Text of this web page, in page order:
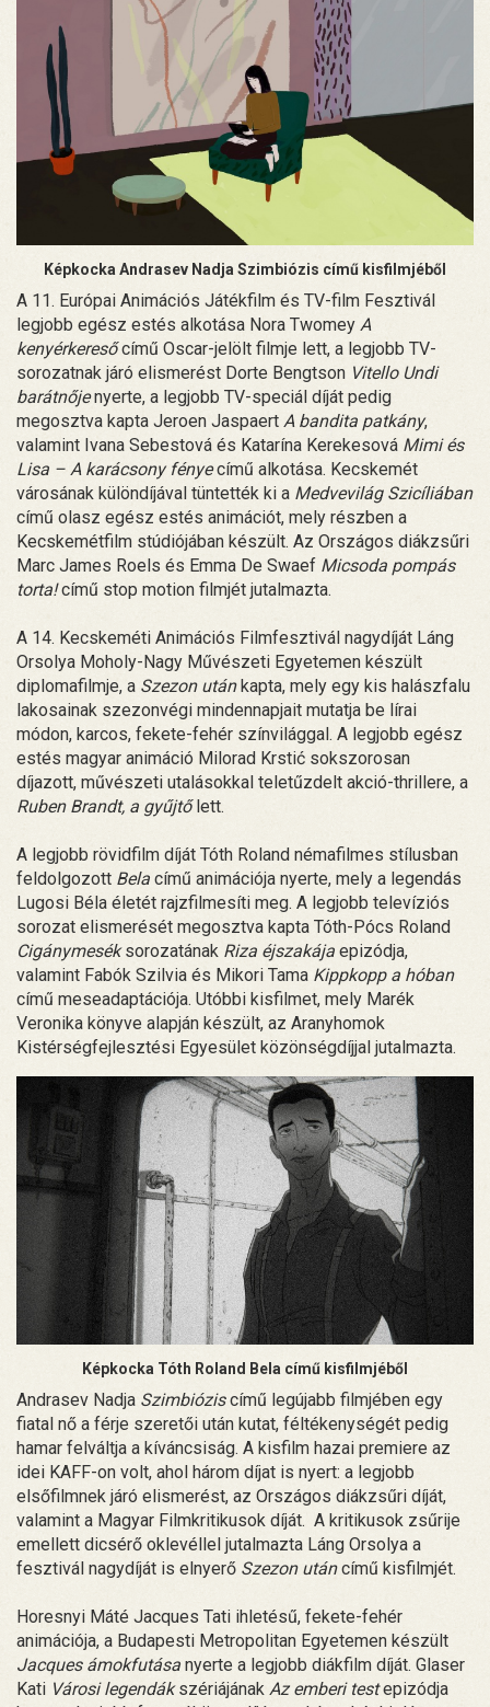
Képkocka Andrasev Nadja Szimbiózis című kisfilmjéből
A 11. Európai Animációs Játékfilm és TV-film Fesztivál
legjobb egész estés alkotása Nora Twomey A
kenyérkeresőcímű Oscar-jelölt filmje lett, a legjobb TV-
sorozatnak járó elismerést Dorte Bengtson Vitello Undi
barátnőjenyerte, a legjobb TV-speciál díját pedig
megosztva kapta Jeroen Jaspaert A bandita patkány,
valamint Ivana Sebestová és Katarína Kerekesová Mimi és
Lisa – A karácsony fényecímű alkotása. Kecskemét
városának különdíjával tüntették ki a Medvevilág Szicíliában
című olasz egész estés animációt, mely részben a
Kecskemétfilm stúdiójában készült. Az Országos diákzsűri
Marc James Roels és Emma De Swaef Micsoda pompás
torta!című stop motion filmjét jutalmazta.
A 14. Kecskeméti Animációs Filmfesztivál nagydíját Láng
Orsolya Moholy-Nagy Művészeti Egyetemen készült
diplomafilmje, a Szezon utánkapta, mely egy kis halászfalu
lakosainak szezonvégi mindennapjait mutatja be lírai
módon, karcos, fekete-fehér színvilággal. A legjobb egész
estés magyar animáció Milorad Krstić sokszorosan
díjazott, művészeti utalásokkal teletűzdelt akció-thrillere, a
Ruben Brandt, a gyűjtőlett.
A legjobb rövidfilm díját Tóth Roland némafilmes stílusban
feldolgozott Bela című animációja nyerte, mely a legendás
Lugosi Béla életét rajzfilmesíti meg. A legjobb televíziós
sorozat elismerését megosztva kapta Tóth-Pócs Roland
Cigánymeséksorozatának Riza éjszakája epizódja,
valamint Fabók Szilvia és Mikori Tama Kippkopp a hóban
című meseadaptációja. Utóbbi kisfilmet, mely Marék
Veronika könyve alapján készült, az Aranyhomok
Kistérségfejlesztési Egyesület közönségdíjjal jutalmazta.
Képkocka Tóth Roland Bela című kisfilmjéből
Andrasev Nadja Szimbióziscímű legújabb filmjében egy
fiatal nő a férje szeretői után kutat, féltékenységét pedig
hamar felváltja a kíváncsiság. A kisfilm hazai premiere az
idei KAFF-on volt, ahol három díjat is nyert: a legjobb
elsőfilmnek járó elismerést, az Országos diákzsűri díját,
valamint a Magyar Filmkritikusok díját. A kritikusok zsűrije
emellett dicsérő oklevéllel jutalmazta Láng Orsolya a
fesztivál nagydíját is elnyerő Szezon utáncímű kisfilmjét.
Horesnyi Máté Jacques Tati ihletésű, fekete-fehér
animációja, a Budapesti Metropolitan Egyetemen készült
Jacques ámokfutása nyerte a legjobb diákfilm díját. Glaser
Kati Városi legendákszériájának Az emberi testepizódja